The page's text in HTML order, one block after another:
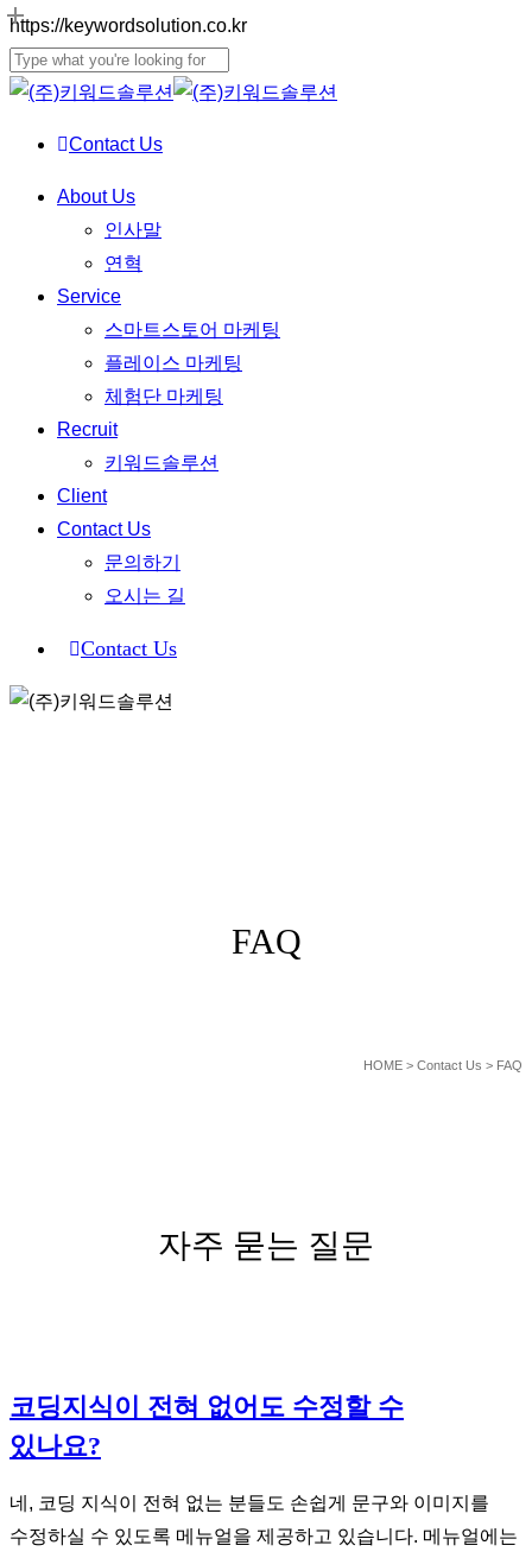
https://keywordsolution.co.krSkip
main
Close
Contact Us
Menu About Us
인사말
연혁
Service
스마트스토어 마케팅
플레이스 마케팅
체험단 마케팅
Recruit
키워드솔루션
Client
Contact Us
문의하기
오시는 길
Contact Us
FAQ
HOME > Contact Us > FAQ
자주 묻는 질문
코딩지식이 전혀 없어도 수정할 수
있나요?
네, 코딩 지식이 전혀 없는 분들도 손쉽게 문구와 이미지를
수정하실 수 있도록 메뉴얼을 제공하고 있습니다. 메뉴얼에는